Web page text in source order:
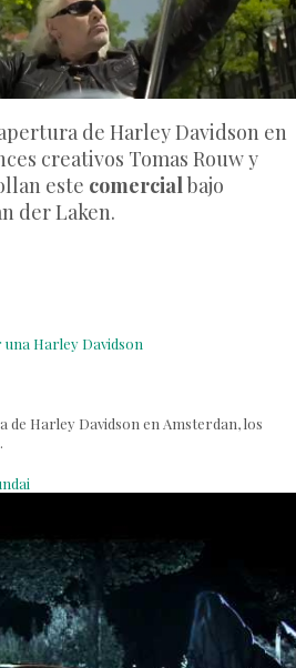
de Harley Davidson en
creativos Tomas Rouw y
este comercialbajo
der Laken.
Harley Davidson
Harley Davidson en Amsterdan, los